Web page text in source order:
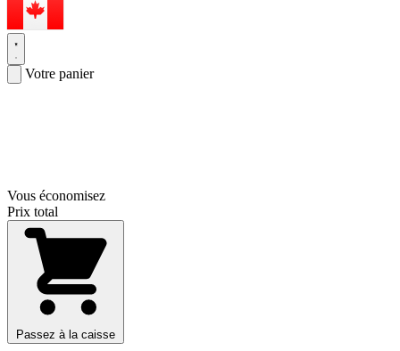
Votre panier
Vous économisez
Prix total
Passez à la caisse